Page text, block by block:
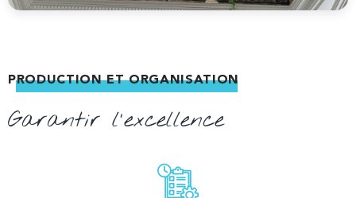
PRODUCTION ET ORGANISATION
Garantir l'excellence